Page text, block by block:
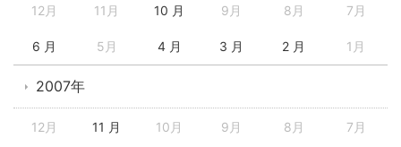
12月 11月 10 月 9月 8月 7月
6 月 5月 4 月 3 月 2 月 1月
2007年
12月 11 月 10月 9月 8月 7月